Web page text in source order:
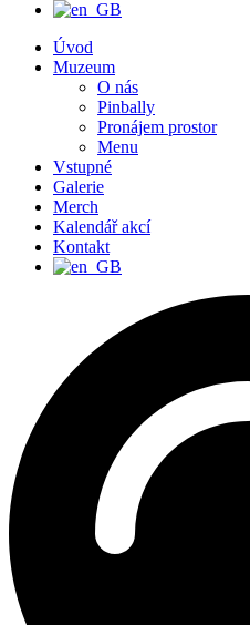
Úvod
Muzeum
O nás
Pinbally
Pronájem prostor
Menu
Vstupné
Galerie
Merch
Kalendář akcí
Kontakt